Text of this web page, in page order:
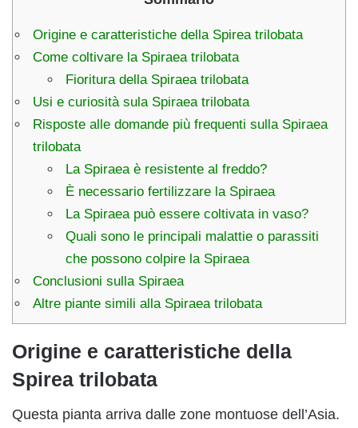
Origine e caratteristiche della Spirea trilobata
Come coltivare la Spiraea trilobata
Fioritura della Spiraea trilobata
Usi e curiosità sula Spiraea trilobata
Risposte alle domande più frequenti sulla Spiraea
trilobata
La Spiraea è resistente al freddo?
È necessario fertilizzare la Spiraea
La Spiraea può essere coltivata in vaso?
Quali sono le principali malattie o parassiti
che possono colpire la Spiraea
Conclusioni sulla Spiraea
Altre piante simili alla Spiraea trilobata
Origine e caratteristiche della
Spirea trilobata
Questa pianta arriva dalle zone montuose dell’Asia.